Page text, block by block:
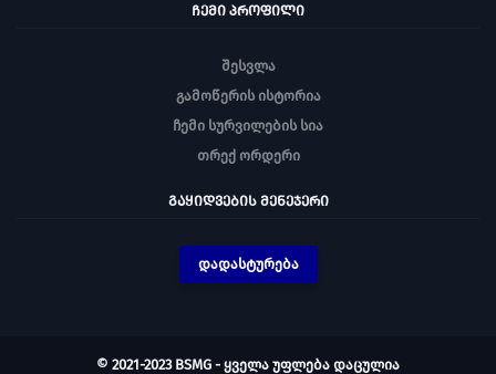
ᲩᲔᲛᲘ ᲞᲠᲝᲤᲘᲚᲘ
შესვლა
გამოწერის ისტორია
ჩემი სურვილების სია
თრექ ორდერი
ᲒᲐᲧᲘᲓᲕᲔᲑᲘᲡ ᲛᲔᲜᲔᲯᲔᲠᲘ
დადასტურება
© 2021-2023 BSMG - ყველა უფლება დაცულია